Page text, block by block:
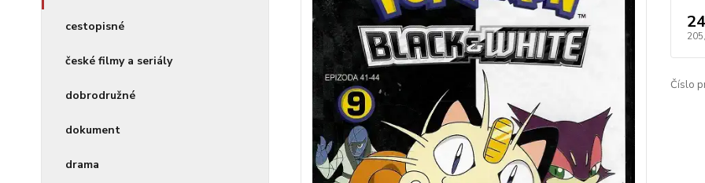
cestopisné
české filmy a seriály
dobrodružné
dokument
drama
Číslo